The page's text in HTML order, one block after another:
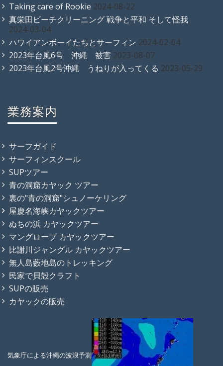
Taking care of Rookie 2024-08-22
真栄田ビーチクリーニング 戦争と平和 そして怪我
2024-03-04
ハワイアンボーイたちとサーフィン 2024-02-04
2023年台風6号 沖縄 被害 2023-08-07
2023年台風2号沖縄 うねりが入ってくる 2023-05-29
業務案内
サーフガイド
サーフィンスクール
SUPツアー
青の洞窟カヤック ツアー
裏の"青の洞窟"シュノーケリング
屋慶名海峡カヤックツアー
ぬちの浜 カヤックツアー
マングローブ カヤックツアー
比謝川ジャングル カヤックツアー
無人島藪地島のトレッキング
民家で貝殻クラフト
SUPの販売
カヤックの販売
気象庁による沖縄の波浪予測